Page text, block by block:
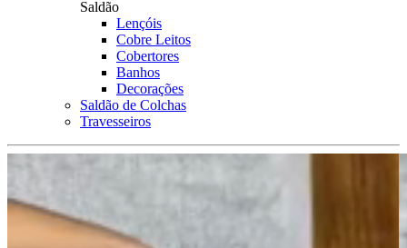
Saldão
Lençóis
Cobre Leitos
Cobertores
Banhos
Decorações
Saldão de Colchas
Travesseiros